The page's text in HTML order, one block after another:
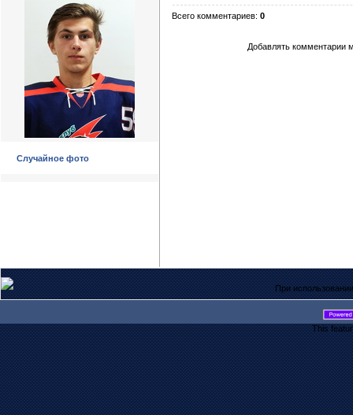
Случайное фото
Всего комментариев: 0
Добавлять комментарии
При
This